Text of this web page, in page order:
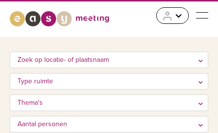
Zoek op locatie- of plaatsnaam
Type ruimte
Thema's
Aantal personen